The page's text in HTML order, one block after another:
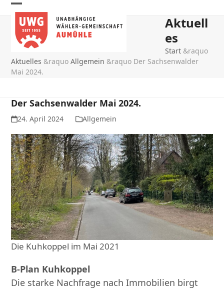
Skip
content
Open
mobile
menu
Close
mobile
menu
Aktuell
es
Start &raquo
Aktuelles &raquoAllgemein &raquo Der Sachsenwalder
Mai 2024.
Der Sachsenwalder Mai 2024.
24. April 2024 Allgemein
Die Kuhkoppel im Mai 2021
B-Plan Kuhkoppel
Die starke Nachfrage nach Immobilien birgt